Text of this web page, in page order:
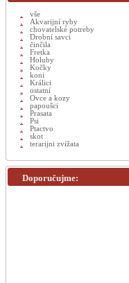
vše
Akvarijní ryby
chovatelské potreby
Drobní savci
činčila
Fretka
Holuby
Kočky
koni
Králici
ostatní
Ovce a kozy
papoušci
Prasata
Psi
Ptactvo
skot
terarijni zvížata
Doporučujme: